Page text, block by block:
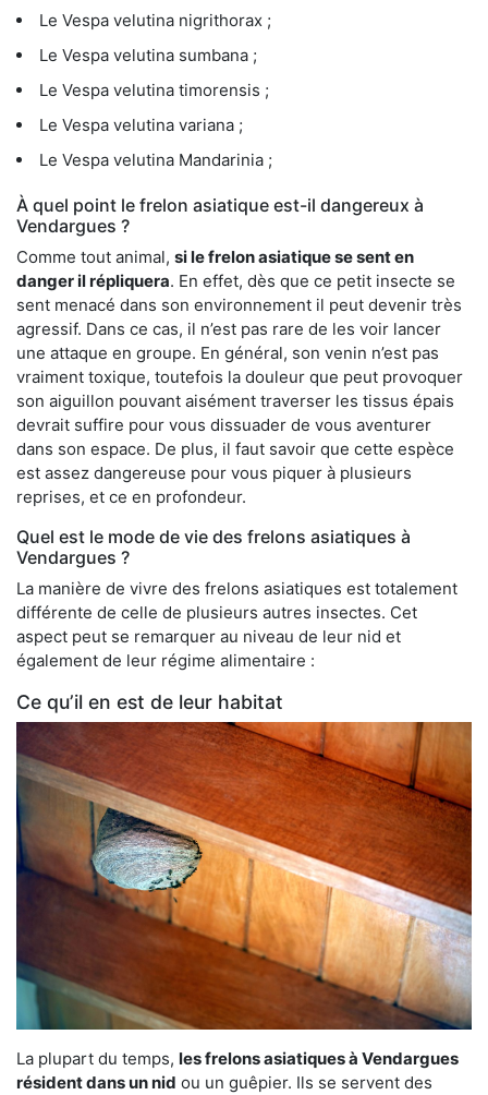
Le Vespa velutina nigrithorax ;
Le Vespa velutina sumbana ;
Le Vespa velutina timorensis ;
Le Vespa velutina variana ;
Le Vespa velutina Mandarinia ;
À quel point le frelon asiatique est-il dangereux à
Vendargues ?
Comme tout animal, si le frelon asiatique se sent en
danger il répliquera. En effet, dès que ce petit insecte se
sent menacé dans son environnement il peut devenir très
agressif. Dans ce cas, il n’est pas rare de les voir lancer
une attaque en groupe. En général, son venin n’est pas
vraiment toxique, toutefois la douleur que peut provoquer
son aiguillon pouvant aisément traverser les tissus épais
devrait suffire pour vous dissuader de vous aventurer
dans son espace. De plus, il faut savoir que cette espèce
est assez dangereuse pour vous piquer à plusieurs
reprises, et ce en profondeur.
Quel est le mode de vie des frelons asiatiques à
Vendargues ?
La manière de vivre des frelons asiatiques est totalement
différente de celle de plusieurs autres insectes. Cet
aspect peut se remarquer au niveau de leur nid et
également de leur régime alimentaire :
Ce qu’il en est de leur habitat
La plupart du temps, les frelons asiatiques à Vendargues
résident dans un nid ou un guêpier. Ils se servent des